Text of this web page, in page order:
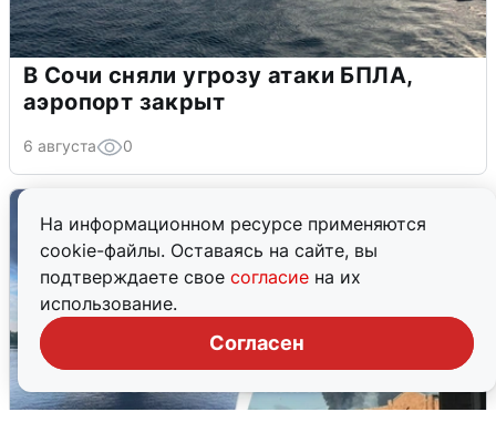
На информационном ресурсе применяются
cookie-файлы. Оставаясь на сайте, вы
подтверждаете свое согласие на их
использование.
Согласен
В Сочи сняли угрозу атаки БПЛА,
аэропорт закрыт
6 августа 0